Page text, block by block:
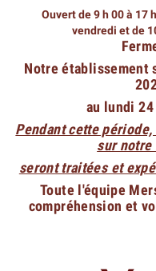
Ouvert de 9 h 00 à 17
vendredi et de
Notre établissement
au lundi
Pendant cette
sur
seront traitées et
Toute l'équipe
compréhension et